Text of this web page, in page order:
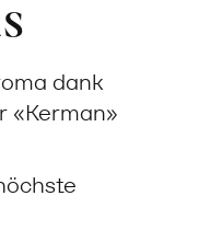
dank
«Kerman»